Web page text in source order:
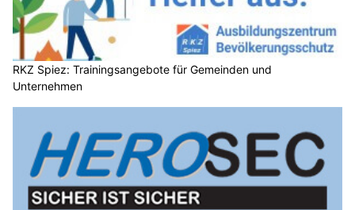
RKZ Spiez: Trainingsangebote für Gemeinden und
Unternehmen